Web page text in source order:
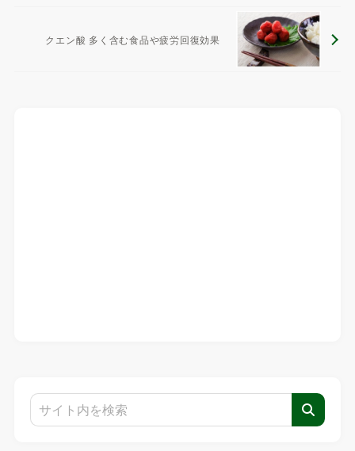
クエン酸 多く含む食品や疲労回復効果